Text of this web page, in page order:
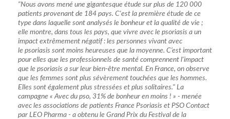
"Nous avons mené une gigantesque étude sur plus de 120 000
patients provenant de 184 pays. C'est la première étude de ce
type dans laquelle sont analysés le bonheur et la qualité de vie ;
elle montre, dans tous les pays, que vivre avec le psoriasis a un
impact extrêmement négatif : les personnes vivant avec
le psoriasis sont moins heureuses que la moyenne. C’est important
pour elles que les professionnels de santé comprennent l'impact
que le psoriasis a sur leur bien-être mental. En France, on observe
que les femmes sont plus sévèrement touchées que les hommes.
Elles sont également plus stressées et plus solitaires." La
campagne « Avec du pso, 31% de bonheur en moins ! » - menée
avec les associations de patients France Psoriasis et PSO Contact
par LEO Pharma - a obtenu le Grand Prix du Festival de la